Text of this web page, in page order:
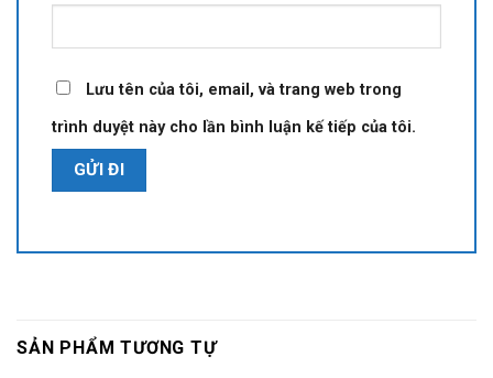
Lưu tên của tôi, email, và trang web trong
trình duyệt này cho lần bình luận kế tiếp của tôi.
SẢN PHẨM TƯƠNG TỰ